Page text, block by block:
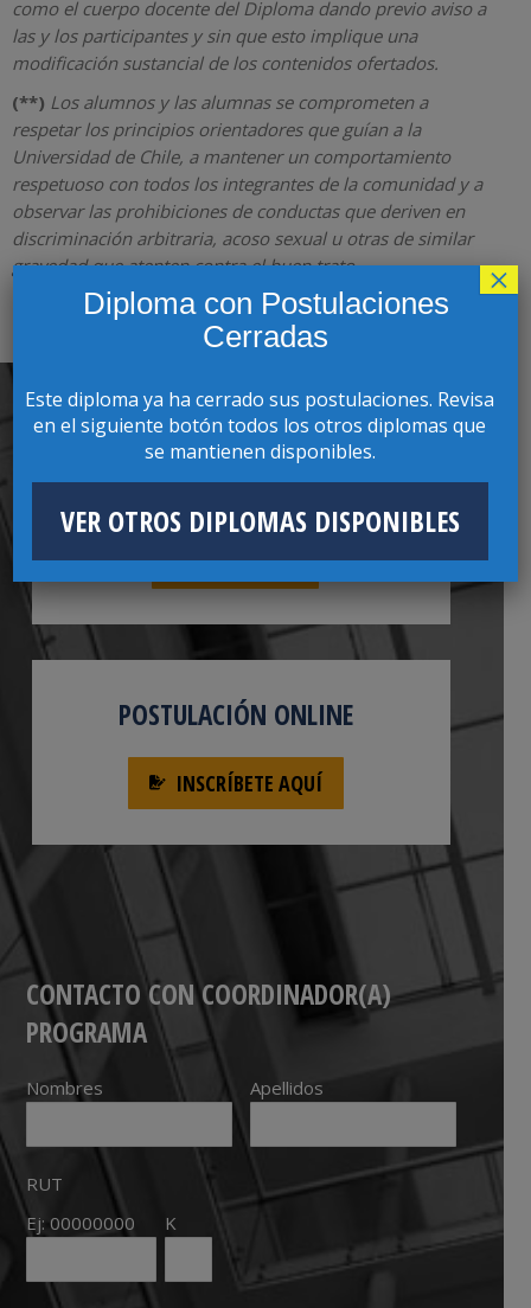
como el cuerpo docente del Diploma dando previo aviso a
las y los participantes y sin que esto implique una
modificación sustancial de los contenidos ofertados.
(**) Los alumnos y las alumnas se comprometen a
respetar los principios orientadores que guían a la
Universidad de Chile, a mantener un comportamiento
respetuoso con todos los integrantes de la comunidad y a
observar las prohibiciones de conductas que deriven en
discriminación arbitraria, acoso sexual u otras de similar
gravedad que atenten contra el buen trato.
INSTRUCTIVO DE PAGO
DESCARGAR
POSTULACIÓN ONLINE
INSCRÍBETE AQUÍ
CONTACTO CON COORDINADOR(A)
PROGRAMA
Nombres Apellidos
RUT
Ej: 00000000
K
Diploma con Postulaciones
Cerradas
Este diploma ya ha cerrado sus postulaciones. Revisa
en el siguiente botón todos los otros diplomas que
se mantienen disponibles.
VER OTROS DIPLOMAS DISPONIBLES
×